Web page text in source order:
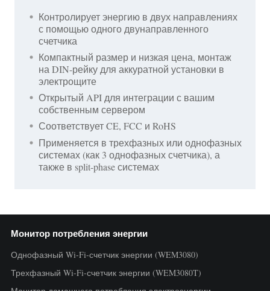
Контролирует энергию в двух направлениях
с помощью одного двунаправленного
счетчика
Компактный размер и низкая цена, монтаж
на DIN-рейку для аккуратной установки в
электрощите
Открытый API для интеграции с вашим
собственным сервером
Соответствует CE, FCC и RoHS
Применяется в трехфазных или однофазных
системах (как 3 однофазных счетчика), а
также в split-phase системах
Монитор потребления энергии
Однофазный Wi-Fi-счетчик энергии (WEM3080)
Трехфазный Wi-Fi-счетчик энергии (WEM3080T)